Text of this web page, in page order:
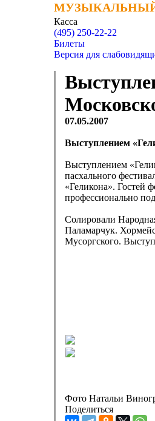
МУЗЫКАЛЬНЫЙ
МУЗЫКАЛЬНЫЙ
Касса
(495) 250-22-22
Билеты
Версия для
07.05.2007
Выступлением
Выступлением
пасхального
«Геликона». Гостей
профессионально
Солировали
Паламарчук.
Мусоргского.
Фото Натальи
Поделиться